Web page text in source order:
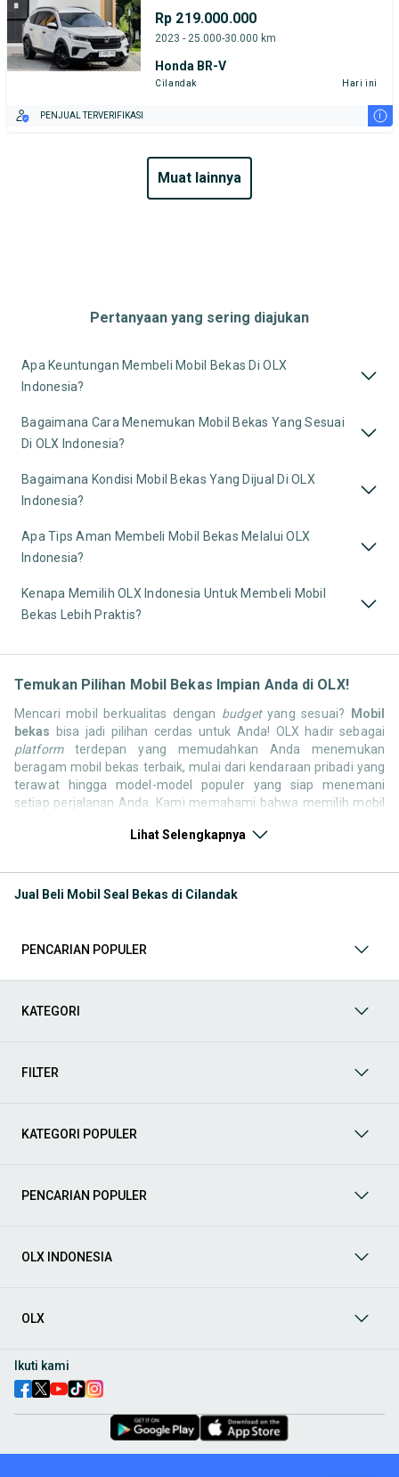
Rp 219.000.000
2023 - 25.000-30.000 km
Honda BR-V
Cilandak Hari ini
PENJUAL TERVERIFIKASI i
muat lainnya
Pertanyaan yang sering diajukan
Apa Keuntungan Membeli Mobil Bekas Di OLX
Indonesia?
Bagaimana Cara Menemukan Mobil Bekas Yang Sesuai
Di OLX Indonesia?
Bagaimana Kondisi Mobil Bekas Yang Dijual Di OLX
Indonesia?
Apa Tips Aman Membeli Mobil Bekas Melalui OLX
Indonesia?
Kenapa Memilih OLX Indonesia Untuk Membeli Mobil
Bekas Lebih Praktis?
Temukan Pilihan Mobil Bekas Impian Anda di OLX!
Mencari mobil berkualitas dengan budgetyang sesuai? Mobil
bekas bisa jadi pilihan cerdas untuk Anda! OLX hadir sebagai
platformterdepan yang memudahkan Anda menemukan
beragam mobil bekas terbaik, mulai dari kendaraan pribadi yang
terawat hingga model-model populer yang siap menemani
setiap perjalanan Anda. Kami memahami bahwa memilih mobil
ribuan daftar dari penjual terpercaya di seluruh Indonesia.
dengan gaya hidup, kebutuhan, danbudgetAnda!
Memilih mobil bekasyang tepat tentu bukan perkara mudah.
berkelas, atau mobil kota yang irit dan lincah? Di OLX, Anda akan
mobil bekas Anda berjalan lancar, efisien, dan menyenangkan.
berbagai jenis mobil baru maupun bekas dengan kondisi
Aksesoris Mobil: Lengkapi tampilan dan fungsionalitas mobil
aksesoris interior seperti sarung jok dan karpet, hingga
berbagai pilihan
, speaker, amplifier, subwoofer,
ingin meningkatkan kualitas suara dalam kabin
Spare Part Mobil
part mobiloriginal dan berkualitas dari OLX! Temukan
berbagai komponen penting mulai dari filter oli, kampas rem,
Lihat Selengkapnya
Jual Beli Mobil Seal Bekas di Cilandak
PENCARIAN POPULER
KATEGORI
FILTER
KATEGORI POPULER
PENCARIAN POPULER
OLX INDONESIA
OLX
Ikuti kami